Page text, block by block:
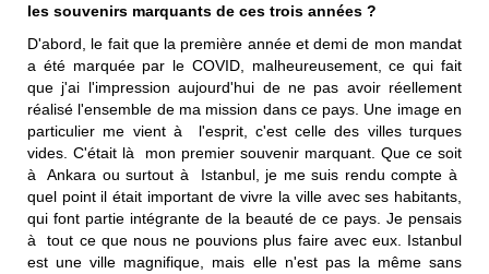
les souvenirs marquants de ces trois années ?
D'abord, le fait que la première année et demi de mon mandat
a été marquée par le COVID, malheureusement, ce qui fait
que j'ai l'impression aujourd'hui de ne pas avoir réellement
réalisé l'ensemble de ma mission dans ce pays. Une image en
particulier me vient à l'esprit, c'est celle des villes turques
vides. C'était là mon premier souvenir marquant. Que ce soit
à Ankara ou surtout à Istanbul, je me suis rendu compte à
quel point il était important de vivre la ville avec ses habitants,
qui font partie intégrante de la beauté de ce pays. Je pensais
à tout ce que nous ne pouvions plus faire avec eux. Istanbul
est une ville magnifique, mais elle n'est pas la même sans